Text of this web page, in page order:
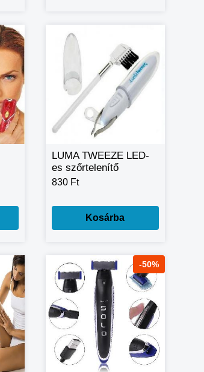
LUMA TWEEZE LED-
es szőrtelenítő
csipesz
830 Ft
Kosárba
-50%